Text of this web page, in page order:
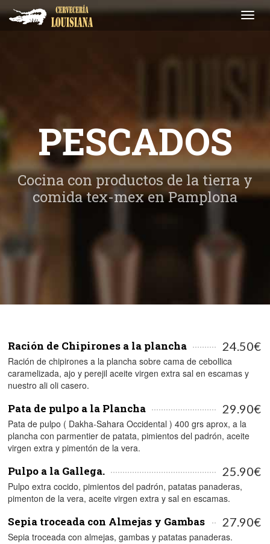
PESCADOS
Cocina con productos de la tierra y
comida tex-mex en Pamplona
Ración de Chipirones a la plancha 24.50€
Ración de chipirones a la plancha sobre cama de cebollica
caramelizada, ajo y perejil aceite virgen extra sal en escamas y
nuestro ali oli casero.
Pata de pulpo a la Plancha 29.90€
Pata de pulpo ( Dakha-Sahara Occidental ) 400 grs aprox, a la
plancha con parmentier de patata, pimientos del padrón, aceite
virgen extra y pimentón de la vera.
Pulpo a la Gallega. 25.90€
Pulpo extra cocido, pimientos del padrón, patatas panaderas,
pimenton de la vera, aceite virgen extra y sal en escamas.
Sepia troceada con Almejas y Gambas 27.90€
Sepia troceada con almejas, gambas y patatas panaderas.